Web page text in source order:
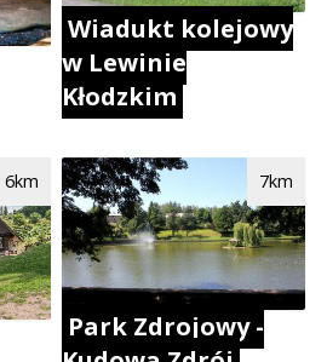
6km
Wiadukt kolejowy
w Lewinie
Kłodzkim
Park Zdrojowy -
7km